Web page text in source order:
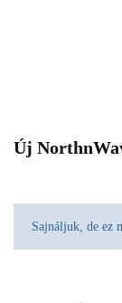
Új
Sajnáljuk, de ez